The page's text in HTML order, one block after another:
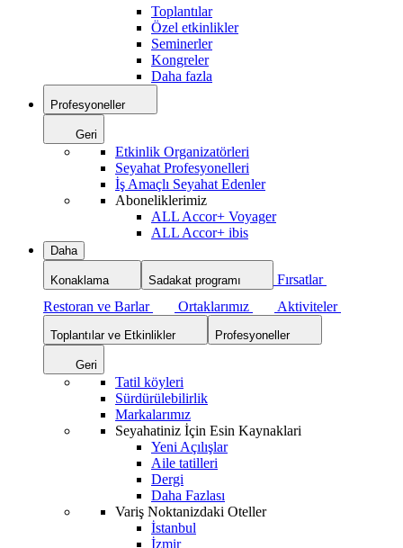
Toplantılar
Özel etkinlikler
Seminerler
Kongreler
Daha fazla
Profesyoneller
Geri
Etkinlik Organizatörleri
Seyahat Profesyonelleri
İş Amaçlı Seyahat Edenler
Aboneliklerimiz
ALL Accor+ Voyager
ALL Accor+ ibis
Daha
Konaklama Sadakat programı
Fırsatlar
Restoran ve Barlar
Ortaklarımız Aktiviteler
Toplantılar ve Etkinlikler Profesyoneller
Geri
Tatil köyleri
Sürdürülebilirlik
Markalarımız
Seyahatiniz İçin Esin Kaynaklari
Yeni Açılışlar
Aile tatilleri
Dergi
Daha Fazlası
Variş Noktanizdaki Oteller
İstanbul
İzmir